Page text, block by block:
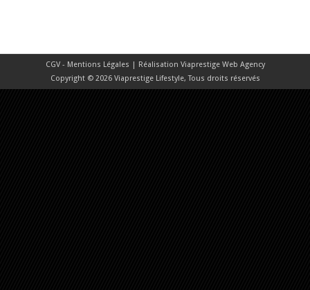
CGV - Mentions Légales | Réalisation Viaprestige Web Agency
Copyright © 2026 Viaprestige Lifestyle, Tous droits réservés